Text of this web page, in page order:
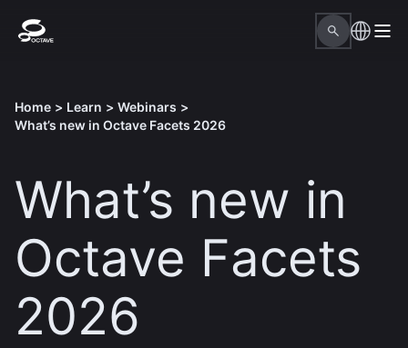
Home > Learn > Webinars >
What’s new in Octave Facets 2026
What’s new in
Octave Facets
2026